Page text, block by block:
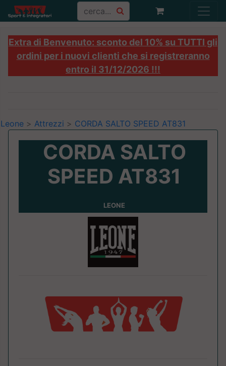
Extra di Benvenuto: sconto del 10% su TUTTI gli
ordini per i nuovi clienti che si registreranno
entro il 31/12/2026 !!!
Leone > Attrezzi > CORDA SALTO SPEED AT831
CORDA SALTO
SPEED AT831
LEONE